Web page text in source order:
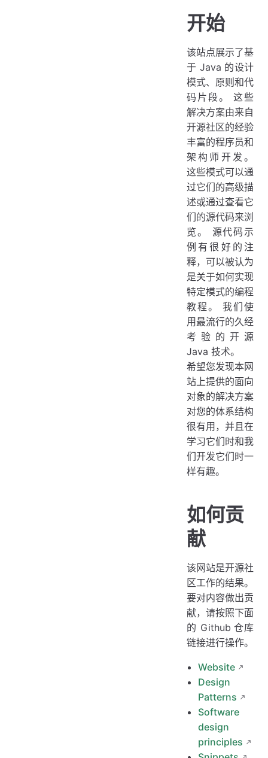
开始
该站点展示了基
于 Java 的设计
模式、原则和代
码片段。 这些
解决方案由来自
开源社区的经验
丰富的程序员和
架构师开发。
这些模式可以通
过它们的高级描
述或通过查看它
们的源代码来浏
览。 源代码示
例有很好的注
释，可以被认为
是关于如何实现
特定模式的编程
教程。 我们使
用最流行的久经
考验的开源
Java 技术。
希望您发现本网
站上提供的面向
对象的解决方案
对您的体系结构
很有用，并且在
学习它们时和我
们开发它们时一
样有趣。
如何贡
献
该网站是开源社
区工作的结果。
要对内容做出贡
献，请按照下面
的 Github 仓库
链接进行操作。
Website
Design
Patterns
Software
design
principles